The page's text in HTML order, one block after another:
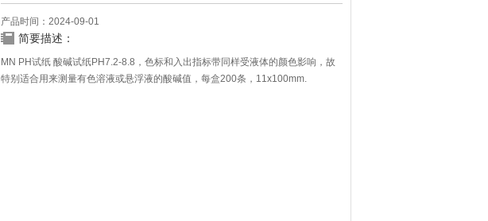
产品时间：2024-09-01
简要描述：
MN PH试纸 酸碱试纸PH7.2-8.8，色标和入出指标带同样受液体的颜色影响，故
特别适合用来测量有色溶液或悬浮液的酸碱值，每盒200条，11x100mm.